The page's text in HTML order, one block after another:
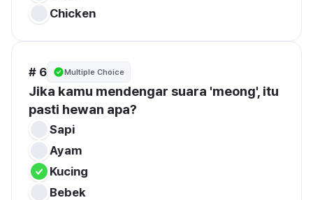
Chicken
# 6 Multiple Choice
Jika kamu mendengar suara 'meong', itu
pasti hewan apa?
Sapi
Ayam
Kucing
Bebek